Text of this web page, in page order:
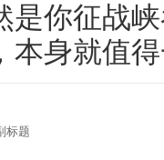
是你征战
本身就值
标题